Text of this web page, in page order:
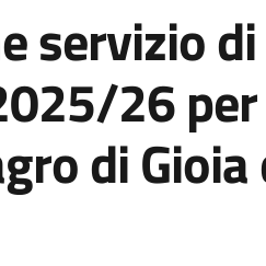
servizio di
26
di Gioia